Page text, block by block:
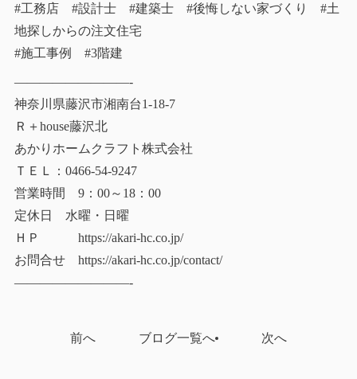
#工務店 #設計士 #建築士 #後悔しない家づくり #土
地探しからの注文住宅
#施工事例 #3階建
—————————-
神奈川県藤沢市湘南台1-18-7
Ｒ＋house藤沢北
あかりホームクラフト株式会社
ＴＥＬ：0466-54-9247
営業時間 9：00～18：00
定休日 水曜・日曜
ＨＰ https://akari-hc.co.jp/
お問合せ https://akari-hc.co.jp/contact/
—————————-
前へ ブログ一覧へ 次へ